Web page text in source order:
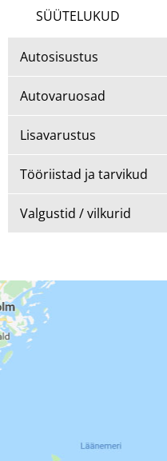
SÜÜTELUKUD
Autosisustus
Autovaruosad
Lisavarustus
Tööriistad ja tarvikud
Valgustid / vilkurid